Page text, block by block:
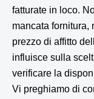
fatturate in loco.
mancata fornitura,
prezzo di affitto
influisce sulla
verificare la
Vi preghiamo di